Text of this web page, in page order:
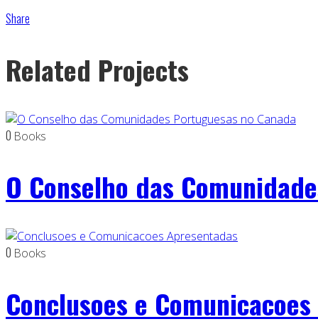
Share
Related Projects
0 Books
O Conselho das
0 Books
Conclusoes e